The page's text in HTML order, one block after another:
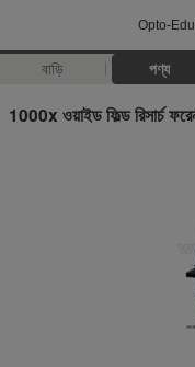
Opto-
বাড়ি পণ্য
1000x ওয়াইড ফিল্ড রিসার্চ